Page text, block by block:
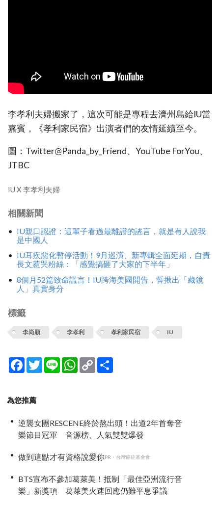
李孝利夫婦搬家了，這次可能是專程去濟州島給IU當
嘉賓，《孝利家民宿》出演者們的友情延續至今。
圖：Twitter@Panda_by_Friend、YouTube ForYou、
JTBC
IU X 李孝利夫婦
相關新聞
IU親口認證：這輩子看過最離譜的謠言，就是有人說我
是中國人
IU耳疾惡化暫停活動！9月巡演、新專輯全面延期，自責
長文惹哭粉絲：「感覺搞砸了大家的下半年」
8個月52篇致命謊言！IU跨海美國開告，誓揪出「藏鏡
人」真實身分
標籤
李尚順 李孝利 孝利家民宿 IU
Facebook
TwitterLine WhatsApp
Copy
Link
為您推薦
逆襲女團RESCENE終於熬出頭！出道2年首奪音
樂節目冠軍 音源榜、人氣雙雙爆發
做到這點才有資格說愛你PR・台灣癌症基金會
BTS宣布不參加葛萊美！抵制「最佳亞洲流行音
樂」新獎項 葛萊美火速回應仍難平息爭議